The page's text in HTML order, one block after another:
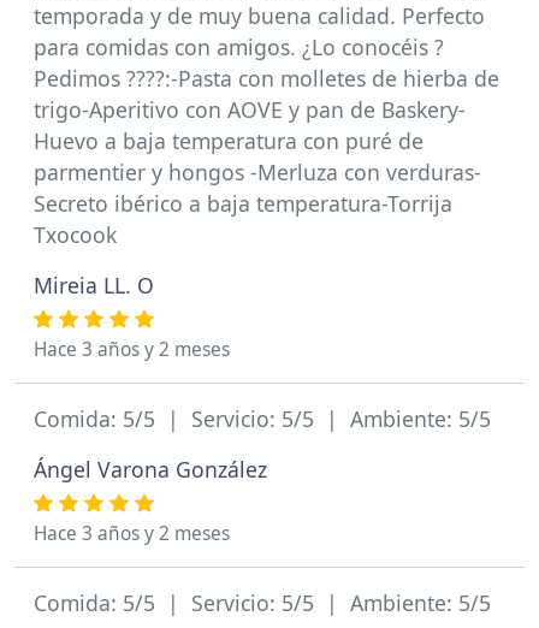
temporada y de muy buena calidad. Perfecto
para comidas con amigos. ¿Lo conocéis ?
Pedimos ????:-Pasta con molletes de hierba de
trigo-Aperitivo con AOVE y pan de Baskery-
Huevo a baja temperatura con puré de
parmentier y hongos -Merluza con verduras-
Secreto ibérico a baja temperatura-Torrija
Txocook
Mireia LL. O
Hace 3 años y 2 meses
Comida: 5/5 | Servicio: 5/5 | Ambiente: 5/5
Ángel Varona González
Hace 3 años y 2 meses
Comida: 5/5 | Servicio: 5/5 | Ambiente: 5/5